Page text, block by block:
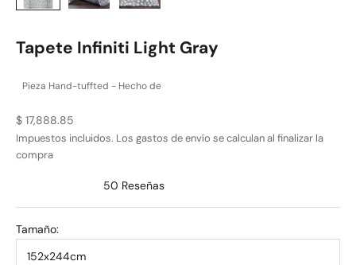
Tapete Infiniti Light Gray
Pieza Hand-tuffted - Hecho de
Precio de oferta
$ 17,888.85
Impuestos incluidos. Los gastos de envío se calculan al finalizar la
compra
4.9
5
estrellas
50 Reseñas
Tamaño:
152x244cm